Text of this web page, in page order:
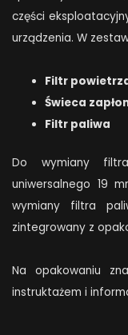
części
urządzenia. W
Filtr
Świeca
Filtr paliwa
Do wymiany
uniwersalnego 19
wymiany filtra
zintegrowany z
Na opakowaniu
instruktażem i